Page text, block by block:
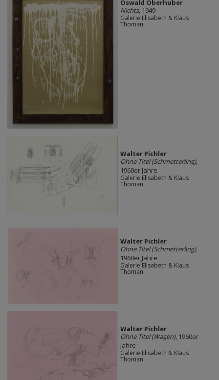
Oswald Oberhuber
Nichts, 1949
Galerie Elisabeth & Klaus
Thoman
Walter Pichler
Ohne Titel (Schmetterling),
1960er Jahre
Galerie Elisabeth & Klaus
Thoman
Walter Pichler
Ohne Titel (Schmetterling),
1960er Jahre
Galerie Elisabeth & Klaus
Thoman
Walter Pichler
Ohne Titel (Wagen), 1960er
Jahre
Galerie Elisabeth & Klaus
Thoman